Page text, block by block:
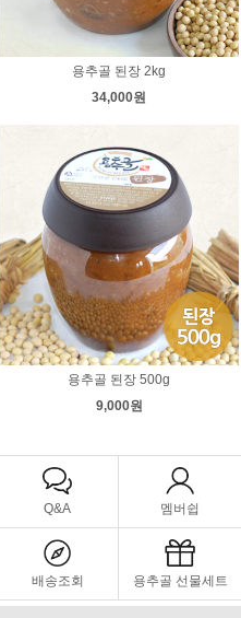
용추골 된장 2kg
34,000원
용추골 된장 500g
9,000원
Q&A 멤버쉽
배송조회 용추골 선물세트